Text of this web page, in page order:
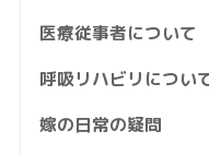
医療従事者について
呼吸リハビリについ
嫁の日常の疑問